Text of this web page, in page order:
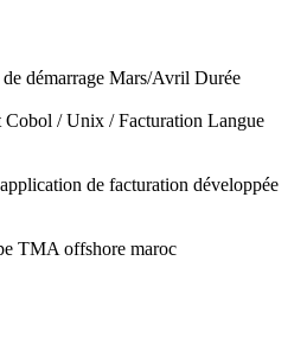
démarrage Mars/Avril Durée
Cobol / Unix / Facturation Langue
de facturation développée
TMA offshore maroc